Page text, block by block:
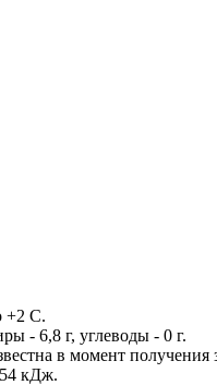
+2 С.
- 6,8 г, углеводы - 0 г.
в момент получения
кДж.